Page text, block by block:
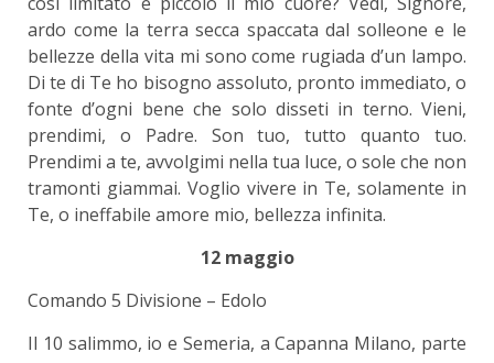
ardo come la terra secca spaccata dal solleone e le
bellezze della vita mi sono come rugiada d’un lampo.
Di te di Te ho bisogno assoluto, pronto immediato, o
fonte d’ogni bene che solo disseti in terno. Vieni,
prendimi, o Padre. Son tuo, tutto quanto tuo.
Prendimi a te, avvolgimi nella tua luce, o sole che non
tramonti giammai. Voglio vivere in Te, solamente in
Te, o ineffabile amore mio, bellezza infinita.
12 maggio
Comando 5 Divisione – Edolo
Il 10 salimmo, io e Semeria, a Capanna Milano, parte